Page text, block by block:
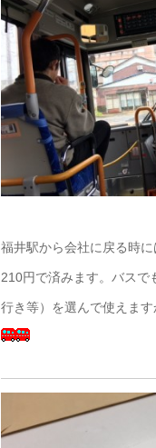
福井駅から会社に戻る時
210円で済みます。バスで
行き等）を選んで使えま